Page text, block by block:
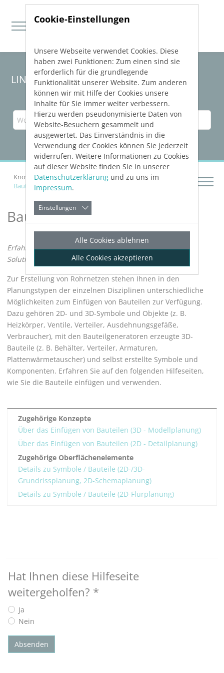
Direkt zur Hauptnavigation springen
Direkt zum Inhalt springen
LINEAR Solutions26für AutoCAD
Knowledge Base AutoCAD
Bauteile einfügen
Bauteile aus CAD einfügen
Bauteile aus CAD einfügen
Erfahren Sie, wie Sie Bauteile aus CAD mit denLINEAR
Solutions
in Ihre Zeichnung einfügen.
Zur Erstellung von Rohrnetzen stehen Ihnen in den
Planungstypen der einzelnen Disziplinen unterschiedliche
Möglichkeiten zum Einfügen von Bauteilen zur Verfügung.
Dazu gehören 2D- und 3D-Symbole und Objekte (z. B.
Heizkörper, Ventile, Verteiler, Ausdehnungsgefäße,
Verbraucher), mit den Bauteilgeneratoren erzeugte 3D-
Bauteile (z. B. Behälter, Verteiler, Armaturen,
Plattenwärmetauscher) und selbst erstellte Symbole und
Komponenten. Erfahren Sie auf den folgenden Hilfeseiten,
wie Sie die Bauteile einfügen und verwenden.
Zugehörige Konzepte
Über das Einfügen von Bauteilen (3D - Modellplanung)
Über das Einfügen von Bauteilen (2D - Detailplanung)
Zugehörige Oberflächenelemente
Details zu Symbole / Bauteile (2D-/3D-
Grundrissplanung, 2D-Schemaplanung)
Details zu Symbole / Bauteile (2D-Flurplanung)
Hat Ihnen diese Hilfeseite
weitergeholfen? *
Ja
Nein
Absenden
Cookie-Einstellungen
Unsere Webseite verwendet Cookies. Diese
haben zwei Funktionen: Zum einen sind sie
erforderlich für die grundlegende
Funktionalität unserer Website. Zum anderen
können wir mit Hilfe der Cookies unsere
Inhalte für Sie immer weiter verbessern.
Hierzu werden pseudonymisierte Daten von
Website-Besuchern gesammelt und
ausgewertet. Das Einverständnis in die
Verwendung der Cookies können Sie jederzeit
widerrufen. Weitere Informationen zu Cookies
auf dieser Website finden Sie in unserer
Datenschutzerklärung und zu uns im
Impressum.
Einstellungen
Alle Cookies ablehnen
Alle Cookies akzeptieren